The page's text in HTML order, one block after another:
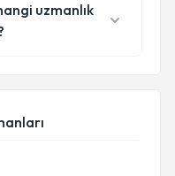
uzmanlık